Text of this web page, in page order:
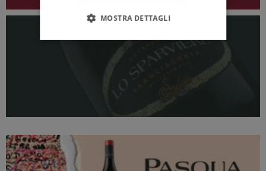
MOSTRA DETTAGLI